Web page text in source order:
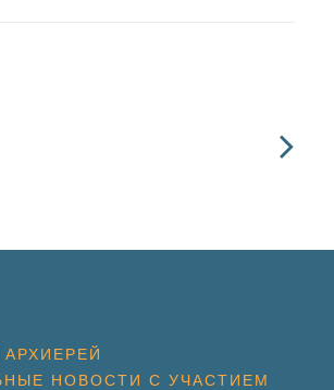
НОВОСТИ С УЧАСТИЕМ